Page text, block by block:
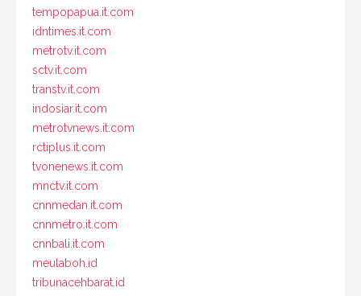
tempopapua.it.com
idntimes.it.com
metrotv.it.com
sctv.it.com
transtv.it.com
indosiar.it.com
metrotvnews.it.com
rctiplus.it.com
tvonenews.it.com
mnctv.it.com
cnnmedan.it.com
cnnmetro.it.com
cnnbali.it.com
meulaboh.id
tribunacehbarat.id